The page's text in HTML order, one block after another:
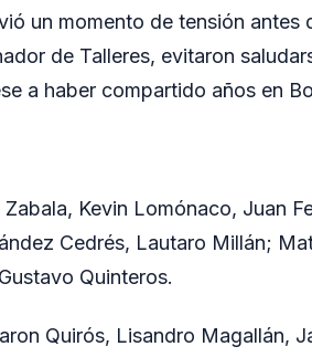
un momento de tensión antes
de Talleres, evitaron
a haber compartido años en
Kevin Lomónaco, Juan
Cedrés, Lautaro Millán;
Quinteros.
Quirós, Lisandro Magallán,